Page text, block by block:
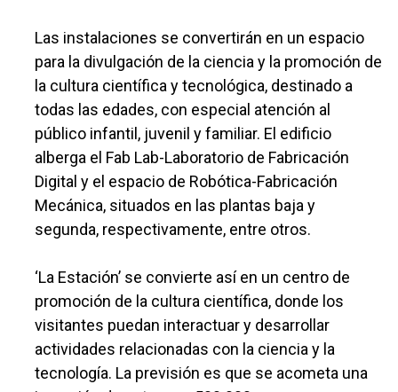
Las instalaciones se convertirán en un espacio
para la divulgación de la ciencia y la promoción de
la cultura científica y tecnológica, destinado a
todas las edades, con especial atención al
público infantil, juvenil y familiar. El edificio
alberga el Fab Lab-Laboratorio de Fabricación
Digital y el espacio de Robótica-Fabricación
Mecánica, situados en las plantas baja y
segunda, respectivamente, entre otros.
‘La Estación’ se convierte así en un centro de
promoción de la cultura científica, donde los
visitantes puedan interactuar y desarrollar
actividades relacionadas con la ciencia y la
tecnología. La previsión es que se acometa una